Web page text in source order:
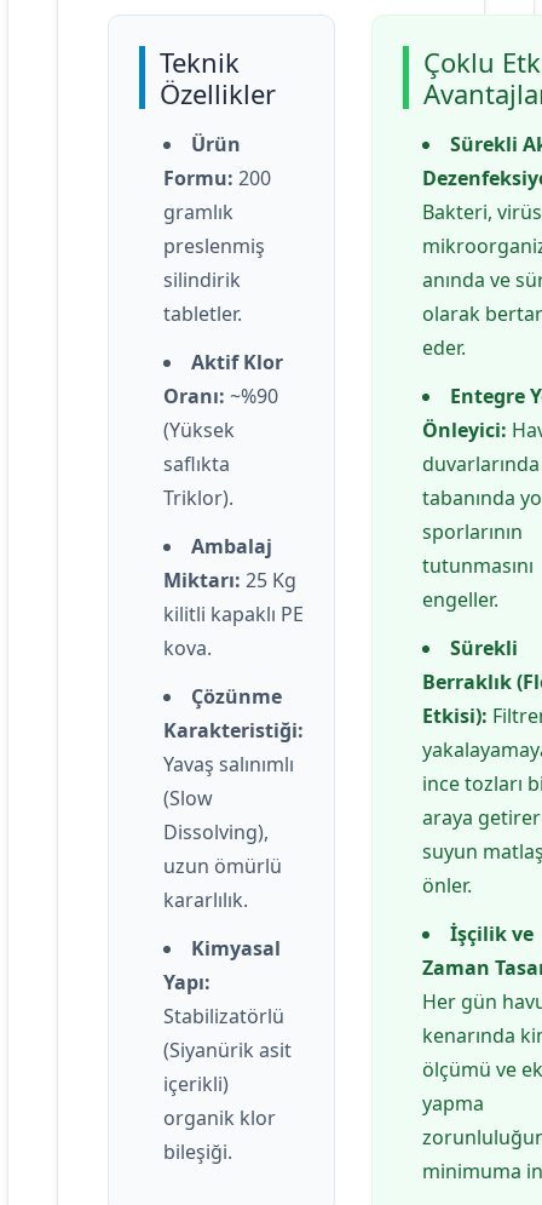
Teknik
Özellikler
Ürün
Formu: 200
gramlık
preslenmiş
silindirik
tabletler.
Aktif Klor
Oranı: ~%90
(Yüksek
saflıkta
Triklor).
Ambalaj
Miktarı: 25 Kg
kilitli kapaklı PE
kova.
Çözünme
Karakteristiği:
Yavaş salınımlı
(Slow
Dissolving),
uzun ömürlü
kararlılık.
Kimyasal
Yapı:
Stabilizatörlü
(Siyanürik asit
içerikli)
organik klor
bileşiği.
Çoklu
Sürekli
Bakteri,
anında ve
olarak
eder.
Entegre
Önleyici:
tabanında
sporlarının
tutunmasını
engeller.
Sürekli
Berraklık
Etkisi):
ince tozları
araya
suyun
önler.
İşçilik ve
Zaman
Her gün
kenarında
ölçümü ve
yapma
minimuma